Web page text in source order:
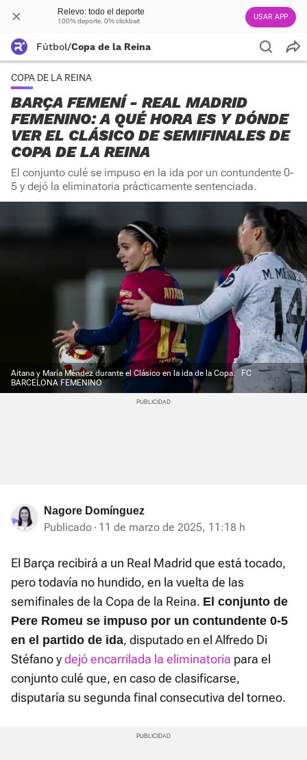
Relevo: todo el deporte
100% deporte. 0% clickbait USAR APP
Fútbol/Copa de la Reina
COPA DE LA REINA
BARÇA FEMENÍ - REAL MADRID
FEMENINO: A QUÉ HORA ES Y DÓNDE
VER EL CLÁSICO DE SEMIFINALES DE
COPA DE LA REINA
El conjunto culé se impuso en la ida por un contundente 0-
5 y dejó la eliminatoria prácticamente sentenciada.
Aitana y María Méndez durante el Clásico en la ida de la Copa.
FC
BARCELONA FEMENINO
Nagore Domínguez
Publicado 11 de marzo de 2025, 11:18 h
El Barça recibirá a un Real Madrid que está tocado,
pero todavía no hundido, en la vuelta de las
semifinales de la Copa de la Reina. El conjunto de
Pere Romeu se impuso por un contundente 0-5
en el partido de ida, disputado en el Alfredo Di
Stéfano ydejó encarrilada la eliminatoria para el
conjunto culé que, en caso de clasificarse,
disputaría su segunda final consecutiva del torneo.